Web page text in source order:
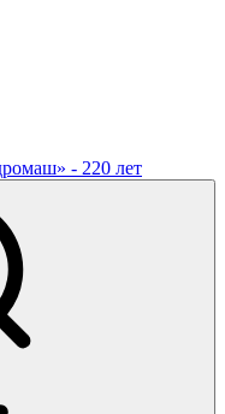
- 220 лет